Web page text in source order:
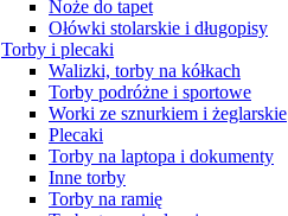
Noże do tapet
Ołówki stolarskie i długopisy
Torby i plecaki
Walizki, torby na kółkach
Torby podróżne i sportowe
Worki ze sznurkiem i żeglarskie
Plecaki
Torby na laptopa i dokumenty
Inne torby
Torby na ramię